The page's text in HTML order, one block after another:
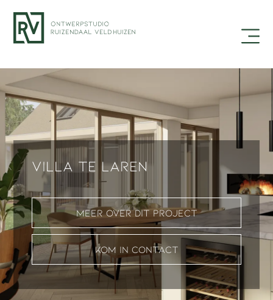
Villa te Laren
Meer over dit project
Kom in contact